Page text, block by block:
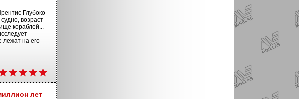
Глубоко
возраст
кораблей...
лежат на его
лет